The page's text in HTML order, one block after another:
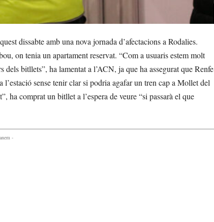
dissabte amb una nova jornada d’afectacions a Rodalies.
on tenia un apartament reservat. “Com a usuaris estem molt
bitllets”, ha lamentat a l’ACN, ja que ha assegurat que Renfe
sense tenir clar si podria agafar un tren cap a Mollet del
ha comprat un bitllet a l’espera de veure “si passarà el que
-